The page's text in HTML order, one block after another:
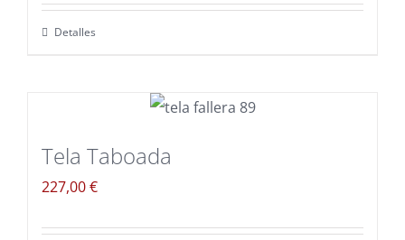
Detalles
Tela Taboada
227,00€